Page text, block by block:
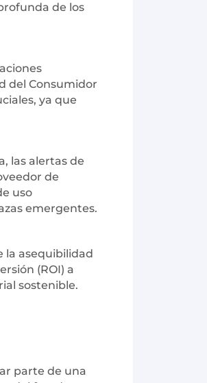
de los
del Consumidor
ya que
las alertas de
de
uso
emergentes.
la asequibilidad
(ROI) a
sostenible.
parte de una